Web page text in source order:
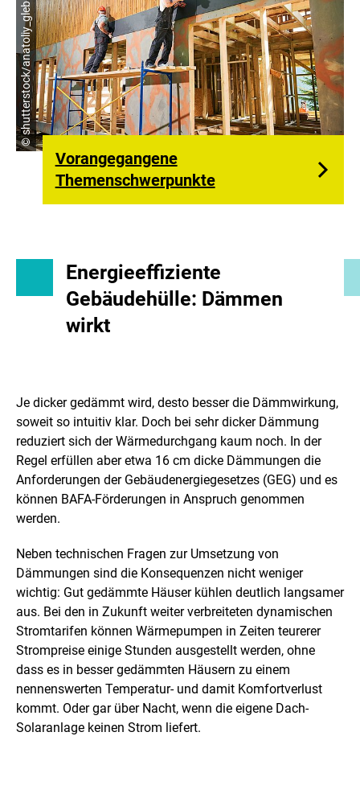
Vorangegangene
Themenschwerpunkte
© shutterstock/anatoliy_gleb
Energieeffiziente
Gebäudehülle: Dämmen
wirkt
Je dicker gedämmt wird, desto besser die Dämmwirkung,
soweit so intuitiv klar. Doch bei sehr dicker Dämmung
reduziert sich der Wärmedurchgang kaum noch. In der
Regel erfüllen aber etwa 16 cm dicke Dämmungen die
Anforderungen der Gebäudenergiegesetzes (GEG) und es
können BAFA-Förderungen in Anspruch genommen
werden.
Neben technischen Fragen zur Umsetzung von
Dämmungen sind die Konsequenzen nicht weniger
wichtig: Gut gedämmte Häuser kühlen deutlich langsamer
aus. Bei den in Zukunft weiter verbreiteten dynamischen
Stromtarifen können Wärmepumpen in Zeiten teurerer
Strompreise einige Stunden ausgestellt werden, ohne
dass es in besser gedämmten Häusern zu einem
nennenswerten Temperatur- und damit Komfortverlust
kommt. Oder gar über Nacht, wenn die eigene Dach-
Solaranlage keinen Strom liefert.